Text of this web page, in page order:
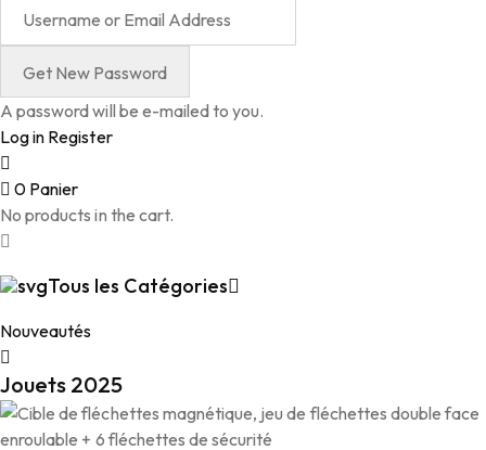
A password will be e-mailed to you.
Log in Register
0 Panier
No products in the cart.
Tous les Catégories
Nouveautés
Jouets 2025